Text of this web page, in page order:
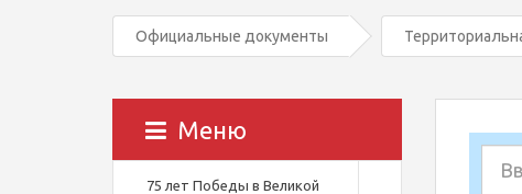
Официальные документы
Меню
75 лет Победы в Великой